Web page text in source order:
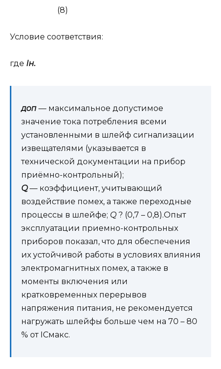
(8)
Условие соответствия:
где Iн.
доп — максимальное допустимое
значение тока потребления всеми
установленными в шлейф сигнализации
извещателями (указывается в
технической документации на прибор
приёмно-контрольный);
Q— коэффициент, учитывающий
воздействие помех, а также переходные
процессы в шлейфе; Q ? (0,7 – 0,8).Опыт
эксплуатации приемно-контрольных
приборов показал, что для обеспечения
их устойчивой работы в условиях влияния
электромагнитных помех, а также в
моменты включения или
кратковременных перерывов
напряжения питания, не рекомендуется
нагружать шлейфы больше чем на 70 – 80
% от ICмакс.